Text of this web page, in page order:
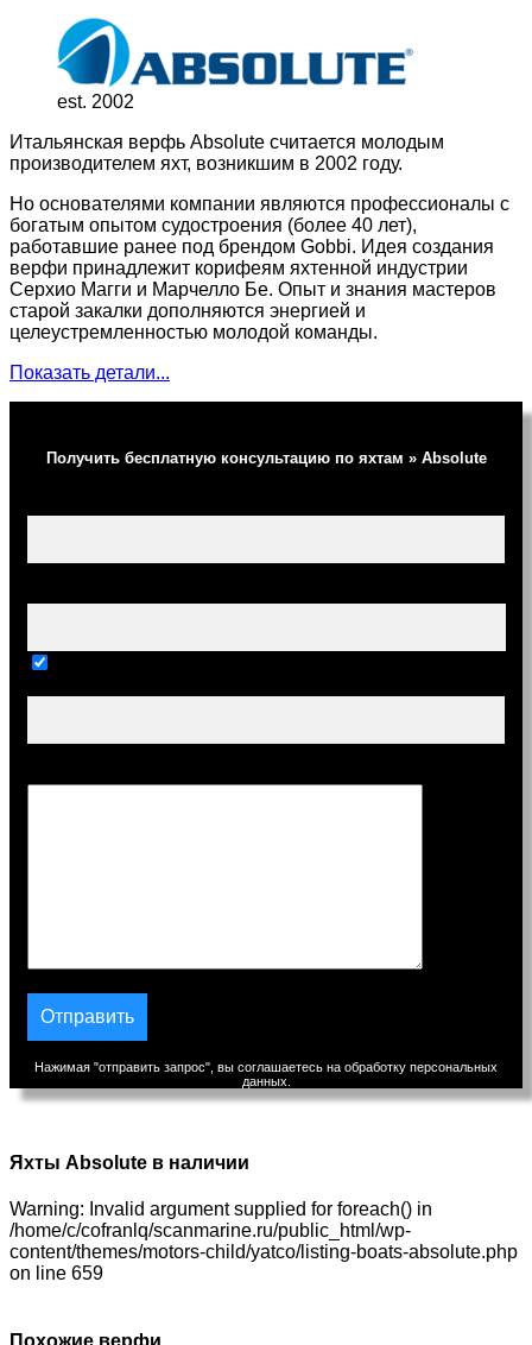
est. 2002
Итальянская верфь Absolute считается молодым
производителем яхт, возникшим в 2002 году.
Но основателями компании являются профессионалы с
богатым опытом судостроения (более 40 лет),
работавшие ранее под брендом Gobbi. Идея создания
верфи принадлежит корифеям яхтенной индустрии
Серхио Магги и Марчелло Бе. Опыт и знания мастеров
старой закалки дополняются энергией и
целеустремленностью молодой команды.
Показать детали...
Получить бесплатную консультацию по яхтам » Absolute
Нажимая "отправить запрос", вы соглашаетесь на обработку персональных
данных.
Яхты Absolute в наличии
Warning: Invalid argument supplied for foreach() in
/home/c/cofranlq/scanmarine.ru/public_html/wp-
content/themes/motors-child/yatco/listing-boats-absolute.php
on line 659